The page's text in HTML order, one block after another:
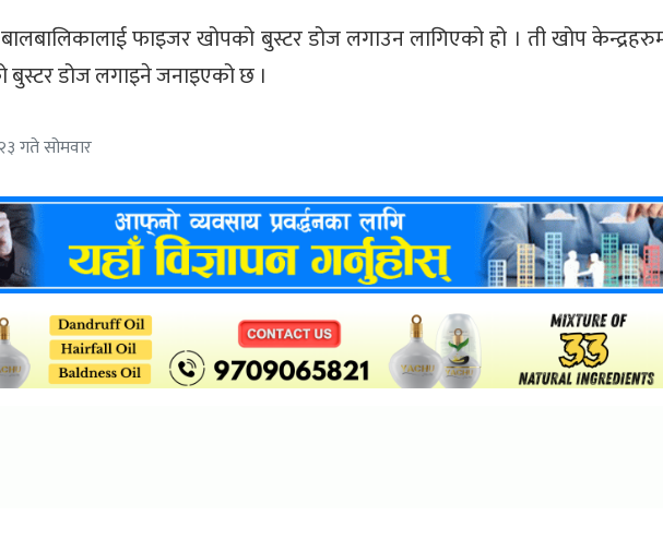
बालबालिकालाई फाइजर खोपको बुस्टर डोज लगाउन लागिएको हो । ती खोप
डोज लगाइने जनाइएको छ ।
गते सोमवार